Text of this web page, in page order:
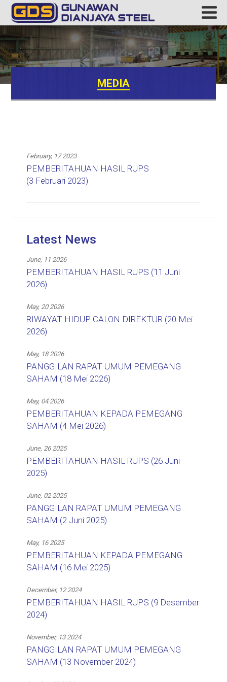
MEDIA
February, 17 2023
PEMBERITAHUAN HASIL RUPS
(3 Februari 2023)
Latest News
June, 11 2026
PEMBERITAHUAN HASIL RUPS (11 Juni
2026)
May, 20 2026
RIWAYAT HIDUP CALON DIREKTUR (20 Mei
2026)
May, 18 2026
PANGGILAN RAPAT UMUM PEMEGANG
SAHAM (18 Mei 2026)
May, 04 2026
PEMBERITAHUAN KEPADA PEMEGANG
SAHAM (4 Mei 2026)
June, 26 2025
PEMBERITAHUAN HASIL RUPS (26 Juni
2025)
June, 02 2025
PANGGILAN RAPAT UMUM PEMEGANG
SAHAM (2 Juni 2025)
May, 16 2025
PEMBERITAHUAN KEPADA PEMEGANG
SAHAM (16 Mei 2025)
December, 12 2024
PEMBERITAHUAN HASIL RUPS (9 Desember
2024)
November, 13 2024
PANGGILAN RAPAT UMUM PEMEGANG
SAHAM (13 November 2024)